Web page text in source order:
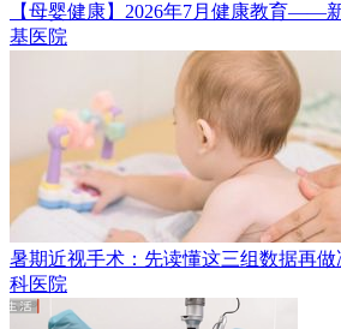
【母婴健康】2026年7月健康教育——
基医院
暑期近视手术：先读懂这三组数据再做
科医院